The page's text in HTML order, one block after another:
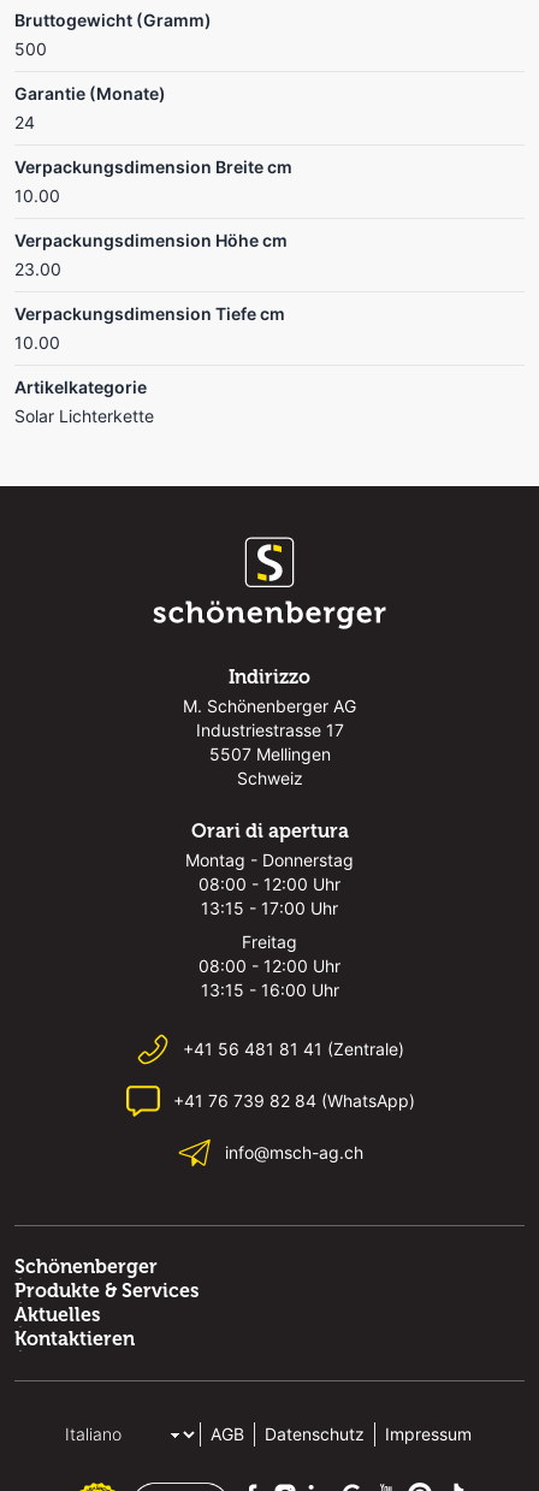
Bruttogewicht (Gramm)
500
Garantie (Monate)
24
Verpackungsdimension Breite cm
10.00
Verpackungsdimension Höhe cm
23.00
Verpackungsdimension Tiefe cm
10.00
Artikelkategorie
Solar Lichterkette
Indirizzo
M. Schönenberger AG
Industriestrasse 17
5507 Mellingen
Schweiz
Orari di apertura
Montag - Donnerstag
08:00 - 12:00 Uhr
13:15 - 17:00 Uhr
Freitag
08:00 - 12:00 Uhr
13:15 - 16:00 Uhr
+41 56 481 81 41 (Zentrale)
+41 76 739 82 84 (WhatsApp)
info@msch-ag.ch
Schönenberger
Produkte & Services
Aktuelles
Kontaktieren
AGB Datenschutz Impressum